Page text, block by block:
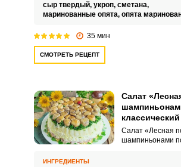
сыр твердый, укроп, сметана,
маринованные опята, опята
35 мин
СМОТРЕТЬ РЕЦЕПТ
Салат
классический
Салат «Лесная
шампиньонами
ИНГРЕДИЕНТЫ